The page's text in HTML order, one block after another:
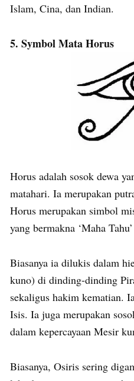
Islam, Cina, dan Indian.
5. Symbol Mata Horus
Horus adalah sosok dewa
matahari. Ia merupakan
Horus merupakan simbol
yang bermakna ‘Maha
Biasanya ia dilukis dalam
kuno) di dinding-dinding
sekaligus hakim kematian.
Isis. Ia juga merupakan
dalam kepercayaan Mesir
Biasanya, Osiris sering